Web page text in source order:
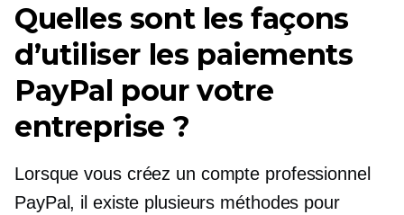
Quelles sont les façons
d’utiliser les paiements
PayPal pour votre
entreprise ?
Lorsque vous créez un compte professionnel
PayPal, il existe plusieurs méthodes pour